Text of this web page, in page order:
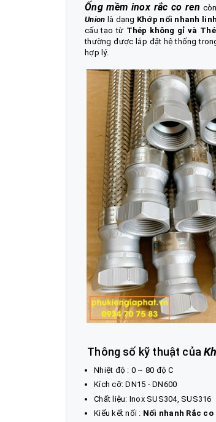
Ống mềm inox rắc co ren
Union là dạng Khớp nối nhanh
cấu tạo từ Thép không gỉ và
thường được lắp đặt hệ thống
hợp lý.
Thông số kỹ thuật của
Nhiệt độ : 0 ~ 80 độ C
Kích cỡ: DN15 - DN600
Chất liệu: Inox SUS304, SUS316
Kiểu kết nối : Nối nhanh Rắc co